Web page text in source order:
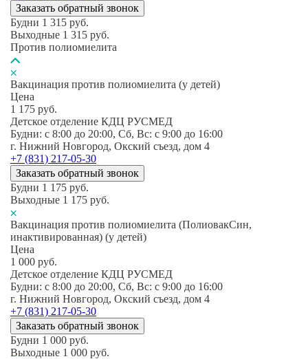
Заказать обратный звонок
Будни 1 315 руб.
Выходные 1 315 руб.
Против полиомиелита
Вакцинация против полиомиелита (у детей)
Цена
1 175 руб.
Детское отделение КДЦ РУСМЕД
Будни: c 8:00 до 20:00, Сб, Вс: c 9:00 до 16:00
г. Нижний Новгород, Окский съезд, дом 4
+7 (831) 217-05-30
Заказать обратный звонок
Будни 1 175 руб.
Выходные 1 175 руб.
Вакцинация против полиомиелита (ПолиовакСин,
инактивированная) (у детей)
Цена
1 000 руб.
Детское отделение КДЦ РУСМЕД
Будни: c 8:00 до 20:00, Сб, Вс: c 9:00 до 16:00
г. Нижний Новгород, Окский съезд, дом 4
+7 (831) 217-05-30
Заказать обратный звонок
Будни 1 000 руб.
Выходные 1 000 руб.